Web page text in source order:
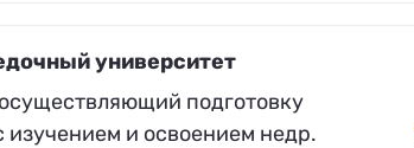
университет
подготовку
изучением и освоением недр.